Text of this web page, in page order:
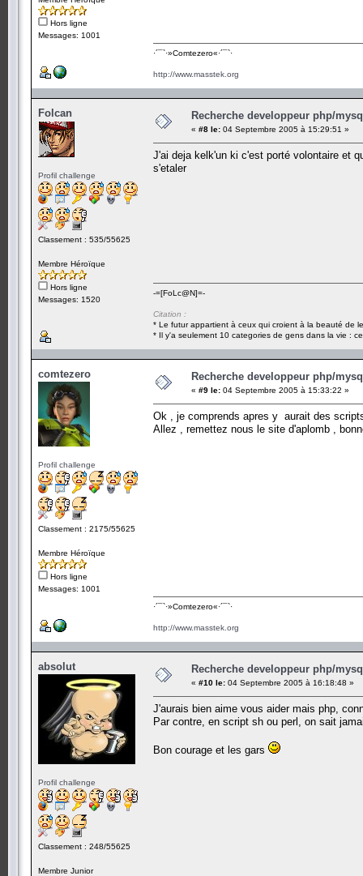
Hors ligne
Messages: 1001
·´¯`·­»Comtezero«­·´¯`·
http://www.masstek.org
Folcan
Profil challenge
Classement : 535/55625
Membre Héroïque
Hors ligne
Messages: 1520
Recherche developpeur php/
« #8 le: 04 Septembre 2005 à 15:29:51 »
J'ai deja kelk'un ki c'est porté volontaire et
s'etaler
-=[FoLc@N]=-
Citation :
* Le futur appartient à ceux qui croient à la beauté de
* Il y'a seulement 10 categories de gens dans la vie :
comtezero
Profil challenge
Classement : 2175/55625
Membre Héroïque
Hors ligne
Messages: 1001
Recherche developpeur php/
« #9 le: 04 Septembre 2005 à 15:33:22 »
Ok , je comprends apres y aurait des
Allez , remettez nous le site d'aplomb ,
·´¯`·­»Comtezero«­·´¯`·
http://www.masstek.org
absolut
Profil challenge
Classement : 248/55625
Membre Junior
Recherche developpeur php/
« #10 le: 04 Septembre 2005 à 16:18:48 »
J'aurais bien aime vous aider mais php,
Par contre, en script sh ou perl, on sait
Bon courage et les gars